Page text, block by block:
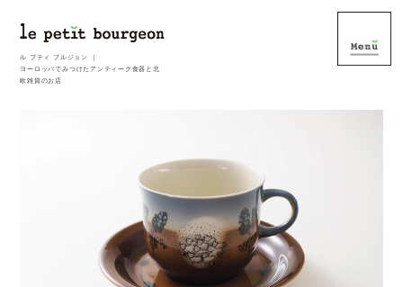
ル プティ ブルジョン ｜
ヨーロッパでみつけたアンティーク食器と北
欧雑貨のお店